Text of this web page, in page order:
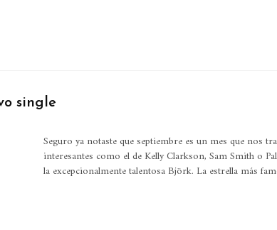
single
Seguro ya notaste que septiembre es un mes que nos
interesantes como el de Kelly Clarkson, Sam Smith o
la excepcionalmente talentosa Björk. La estrella más